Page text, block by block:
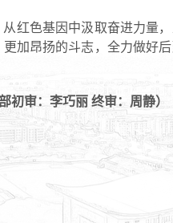
红色基因中汲取奋进力量
加昂扬的斗志，全力做好
初审：李巧丽 终审：周静）